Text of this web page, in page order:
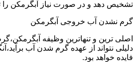
تشخیص دهد و در صورت نیاز آبگرمکن را
گرم نشدن آب خروجی آبگرمکن
اصلی ترین و تنهاترین وظیفه
دلیلی نتواند از عهده گرم شدن آب
فایده خواهد بود.